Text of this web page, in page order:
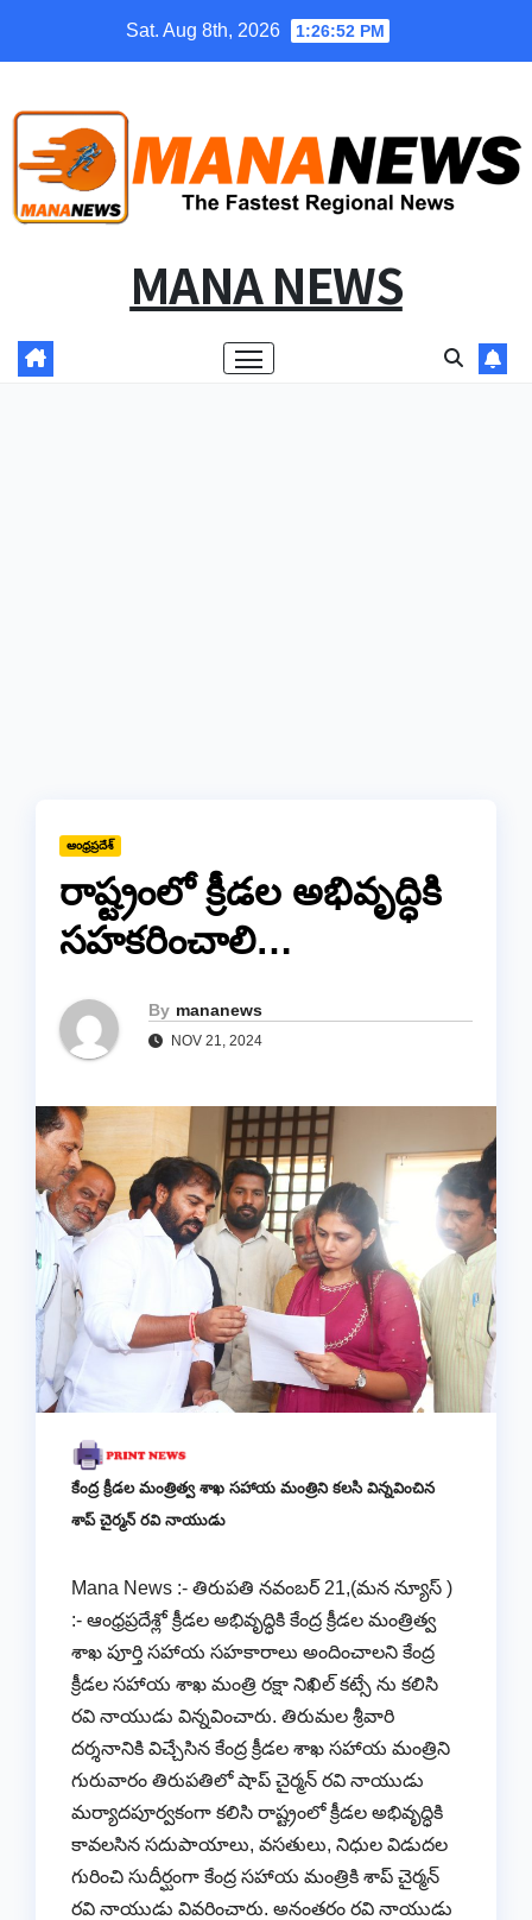
Sat. Aug 8th, 2026 1:26:53 PM
MANA NEWS
ఆంధ్రప్రదేశ్
రాష్ట్రంలో క్రీడల అభివృద్ధికి
సహకరించాలి…
By mananews
NOV 21, 2024
కేంద్ర క్రీడల మంత్రిత్వ శాఖ సహాయ మంత్రిని కలసి విన్నవించిన
శాప్ చైర్మన్ రవి నాయుడు
Mana News :- తిరుపతి నవంబర్ 21,(మన న్యూస్ )
:- ఆంధ్రప్రదేశ్లో క్రీడల అభివృద్ధికి కేంద్ర క్రీడల మంత్రిత్వ
శాఖ పూర్తి సహాయ సహకారాలు అందించాలని కేంద్ర
క్రీడల సహాయ శాఖ మంత్రి రక్షా నిఖిల్ కట్సే ను కలిసి
రవి నాయుడు విన్నవించారు. తిరుమల శ్రీవారి
దర్శనానికి విచ్చేసిన కేంద్ర క్రీడల శాఖ సహాయ మంత్రిని
గురువారం తిరుపతిలో షాప్ చైర్మన్ రవి నాయుడు
మర్యాదపూర్వకంగా కలిసి రాష్ట్రంలో క్రీడల అభివృద్ధికి
కావలసిన సదుపాయాలు, వసతులు, నిధుల విడుదల
గురించి సుదీర్ఘంగా కేంద్ర సహాయ మంత్రికి శాప్ చైర్మన్
రవి నాయుడు వివరించారు. అనంతరం రవి నాయుడు